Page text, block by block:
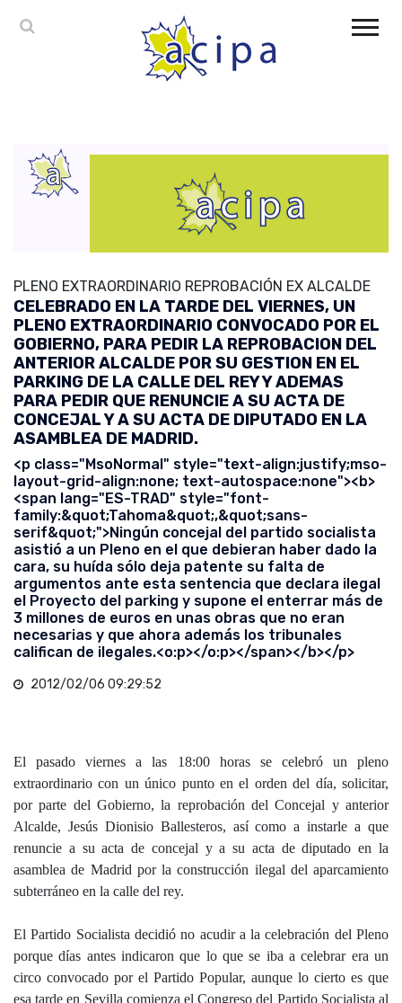
PLENO EXTRAORDINARIO REPROBACIÓN EX ALCALDE
CELEBRADO EN LA TARDE DEL VIERNES, UN
PLENO EXTRAORDINARIO CONVOCADO POR EL
GOBIERNO, PARA PEDIR LA REPROBACION DEL
ANTERIOR ALCALDE POR SU GESTION EN EL
PARKING DE LA CALLE DEL REY Y ADEMAS
PARA PEDIR QUE RENUNCIE A SU ACTA DE
CONCEJAL Y A SU ACTA DE DIPUTADO EN LA
ASAMBLEA DE MADRID.
<p class="MsoNormal" style="text-align:justify;mso-
layout-grid-align:none; text-autospace:none"><b>
<span lang="ES-TRAD" style="font-
family:&quot;Tahoma&quot;,&quot;sans-
serif&quot;">Ningún concejal del partido socialista
asistió a un Pleno en el que debieran haber dado la
cara, su huída sólo deja patente su falta de
argumentos ante esta sentencia que declara ilegal
el Proyecto del parking y supone el enterrar más de
3 millones de euros en unas obras que no eran
necesarias y que ahora además los tribunales
califican de ilegales.<o:p></o:p></span></b></p>
2012/02/06 09:29:52
El pasado viernes a las 18:00 horas se celebró un pleno
extraordinario con un único punto en el orden del día, solicitar,
por parte del Gobierno, la reprobación del Concejal y anterior
Alcalde, Jesús Dionisio Ballesteros, así como a instarle a que
renuncie a su acta de concejal y a su acta de diputado en la
asamblea de Madrid por la construcción ilegal del aparcamiento
subterráneo en la calle del rey.
El Partido Socialista decidió no acudir a la celebración del Pleno
porque días antes indicaron que lo que se iba a celebrar era un
circo convocado por el Partido Popular, aunque lo cierto es que
esa tarde en Sevilla comienza el Congreso del Partido Socialista al